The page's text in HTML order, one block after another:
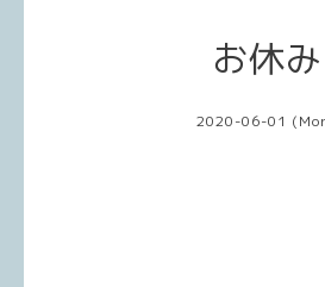
お休み
2020-06-01